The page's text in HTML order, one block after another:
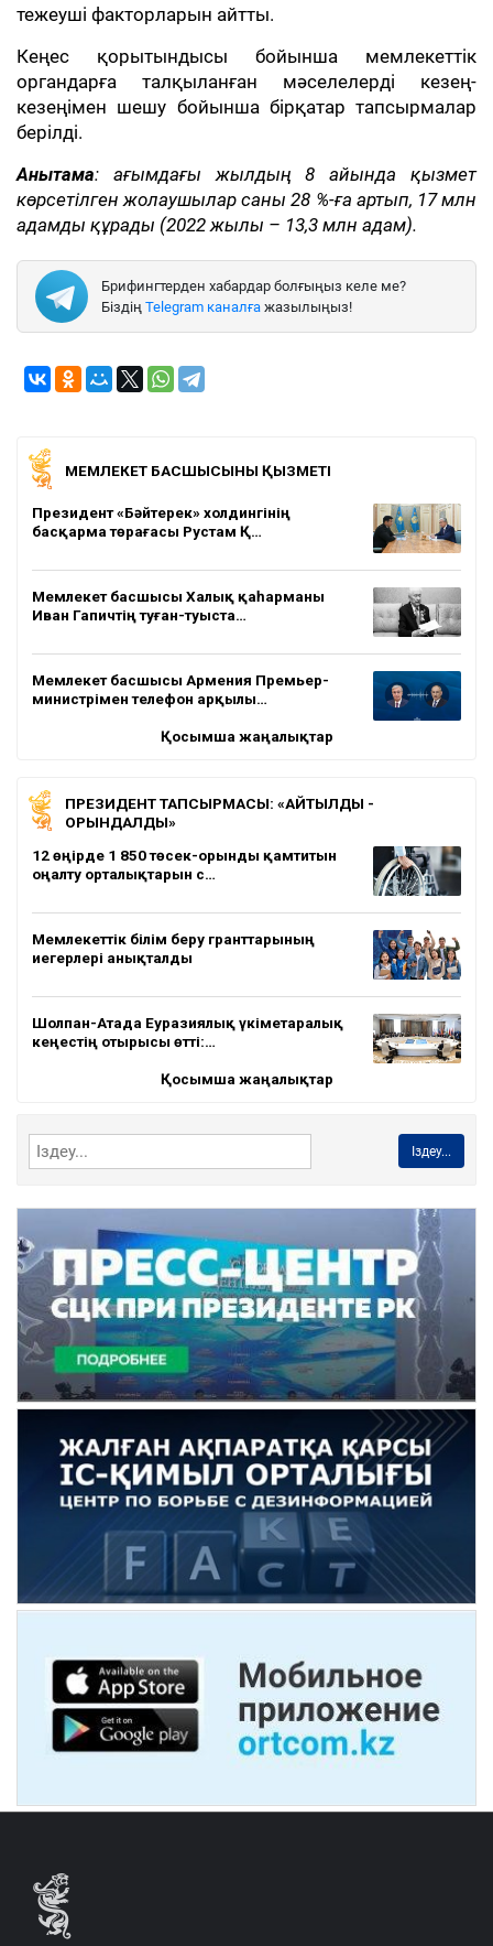
тежеуші факторларын айтты.
Кеңес қорытындысы бойынша мемлекеттік
органдарға талқыланған мәселелерді кезең-
кезеңімен шешу бойынша бірқатар тапсырмалар
берілді.
Анықтама: ағымдағы жылдың 8 айында қызмет
көрсетілген жолаушылар саны 28 %-ға артып, 17 млн
адамды құрады (2022 жылы – 13,3 млн адам).
Брифингтерден хабардар болғыңыз келе ме?
Біздің Telegram каналға жазылыңыз!
МЕМЛЕКЕТ БАСШЫСЫНЫҢ ҚЫЗМЕТІ
Президент «Бәйтерек» холдингінің
басқарма төрағасы Рустам Қ…
Мемлекет басшысы Халық қаһарманы
Иван Гапичтің туған-туыста…
Мемлекет басшысы Армения Премьер-
министрімен телефон арқылы…
Қосымша жаңалықтар
ПРЕЗИДЕНТ ТАПСЫРМАСЫ: «АЙТЫЛДЫ -
ОРЫНДАЛДЫ»
12 өңірде 1 850 төсек-орынды қамтитын
оңалту орталықтарын с…
Мемлекеттік білім беру гранттарының
иегерлері анықталды
Шолпан-Атада Еуразиялық үкіметаралық
кеңестің отырысы өтті:…
Қосымша жаңалықтар
Іздеу...